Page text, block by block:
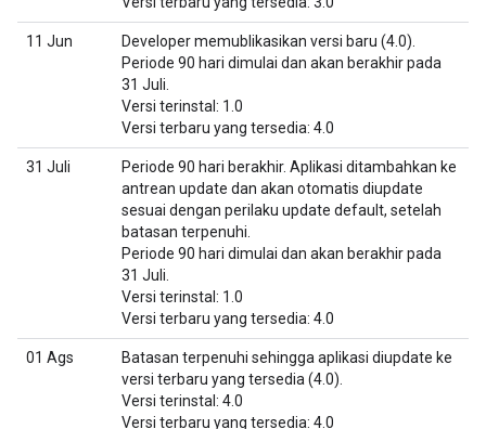
11 Jun
Developer memublikasikan versi baru (4.0).
Periode 90 hari dimulai dan akan berakhir pada
31 Juli.
Versi terinstal: 1.0
Versi terbaru yang tersedia: 4.0
31 Juli
Periode 90 hari berakhir. Aplikasi ditambahkan ke
antrean update dan akan otomatis diupdate
sesuai dengan perilaku update default, setelah
batasan terpenuhi.
Periode 90 hari dimulai dan akan berakhir pada
31 Juli.
Versi terinstal: 1.0
Versi terbaru yang tersedia: 4.0
01 Ags
Batasan terpenuhi sehingga aplikasi diupdate ke
versi terbaru yang tersedia (4.0).
Versi terinstal: 4.0
Versi terbaru yang tersedia: 4.0